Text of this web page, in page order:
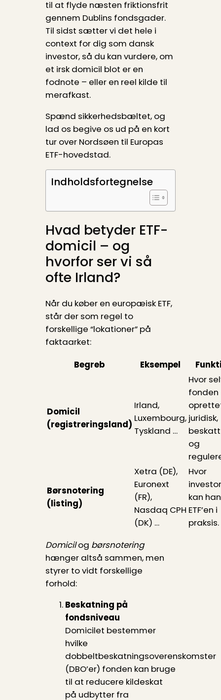
til at flyde næsten friktionsfrit
gennem Dublins fonds­gader.
Til sidst sætter vi det hele i
context for dig som dansk
investor, så du kan vurdere, om
et irsk domicil blot er en
fodnote – eller en reel kilde til
merafkast.
Spænd sikkerhedsbæltet, og
lad os begive os ud på en kort
tur over Nordsøen til Europas
ETF-hovedstad.
Indholdsfortegnelse
Hvad betyder ETF-
domicil – og
hvorfor ser vi så
ofte Irland?
Når du køber en europæisk ETF,
står der som regel to
forskellige “lokationer” på
faktaarket:
Begreb
Eksempel
Domicil
(registreringsland)
Irland,
Luxembourg,
Tyskland …
Hvor
fonden
juridisk,
og
Børsnotering
(listing)
Xetra (DE),
Euronext
(FR),
Nasdaq CPH
(DK) …
Hvor
kan
ETF’en i
praksis.
Domicilog børsnotering
hænger altså sammen, men
styrer to vidt forskellige
forhold:
Beskatning på
fondsniveau
Domicilet bestemmer
hvilke
dobbeltbeskatningsoverenskomster
(DBO’er) fonden kan bruge
til at reducere kildeskat
på udbytter fra